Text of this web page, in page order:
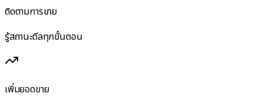
ติดตามการขาย
รู้สถานะดีลทุกขั้นตอน
เพิ่มยอดขาย